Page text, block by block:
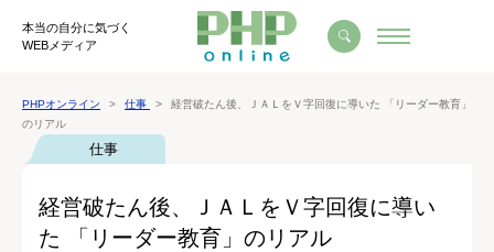
本当の自分に気づく
WEBメディア
PHPオンライン 仕事
経営破たん後、ＪＡＬをＶ字回復に導いた 「リーダー教育」
のリアル
仕事
経営破たん後、ＪＡＬをＶ字回復に導い
た 「リーダー教育」のリアル